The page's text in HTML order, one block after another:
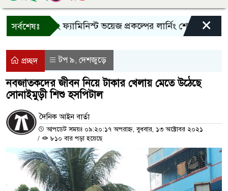
সর্বশেষঃইয়ং ফ্যামিনিস্ট ভয়েজ প্রকল্পের লার্নিং শেয়ারিং কর্মশালা
×
প্রচ্ছদ টপ ৯, দেশজুড়ে
নবজাতকদের জীবন নিয়ে টাকার খেলায় মেতে উঠেছে
সোনাইমুড়ী শিশু হসপিটাল
দৈনিক আইন বার্তা
আপডেট সময়ঃ ০৯:২০:১৭ অপরাহ্ন, বুধবার, ১৩ অক্টোবর ২০২১
/
৮১০ বার পড়া হয়েছে